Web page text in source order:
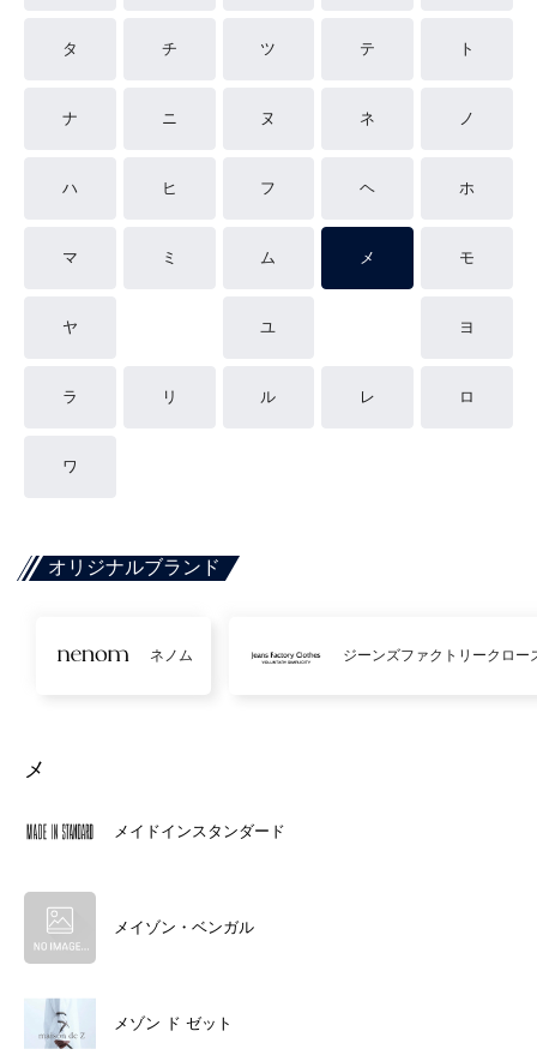
タ チ ツ テ ト
ナ ニ ヌ ネ ノ
ハ ヒ フ ヘ ホ
マ ミ ム メ モ
ヤ ユ ヨ
ラ リ ル レ ロ
ワ
オリジナルブランド
ネノム ジーンズファクトリークロー
メ
メイドインスタンダード
メイゾン・ベンガル
メゾン ド ゼット